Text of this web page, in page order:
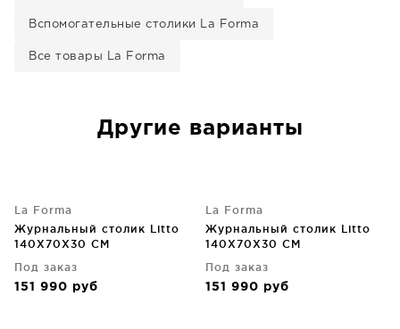
Вспомогательные столики La Forma
Все товары La Forma
Другие варианты
La Forma
Журнальный столик Litto
140X70X30 CM
Под заказ
151 990 руб
La Forma
Журнальный столик Litto
140X70X30 CM
Под заказ
151 990 руб